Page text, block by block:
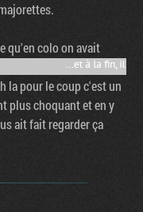
qu'en colo on avait
la pour le coup c'est un
plus choquant et en y
ait fait regarder ça